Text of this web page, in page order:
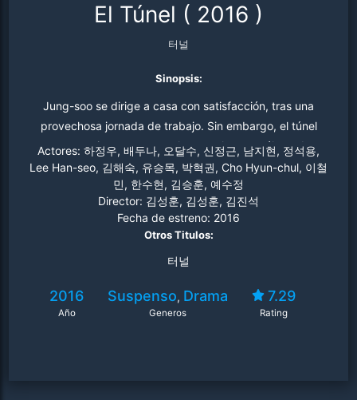
El Túnel ( 2016 )
터널
Sinopsis:
Jung-soo se dirige a casa con satisfacción, tras una
provechosa jornada de trabajo. Sin embargo, el túnel
que atraviesa con su coche se colapsa, y él queda
atrapado dentro, con tan solo un 78% de batería y con
dos botellas de agua y el pastel de cumpleaños de su
hija como único medio de subsistencia. Mientras, Dae-
kyung debe liderar un equipo de rescate que trabaja
Actores: 하정우, 배두나, 오달수, 신정근, 남지현, 정석용,
Lee Han-seo, 김해숙, 유승목, 박혁권, Cho Hyun-chul, 이철
민, 한수현, 김승훈, 예수정
Director: 김성훈, 김성훈, 김진석
Fecha de estreno: 2016
Otros Titulos:
터널
2016
Año
Suspenso, Drama
Generos
7.29
Rating